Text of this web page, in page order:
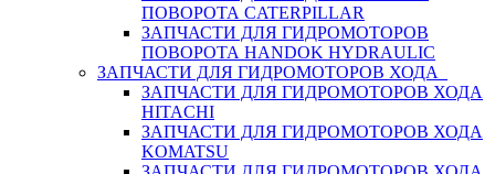
ПОВОРОТА CATERPILLAR
ЗАПЧАСТИ ДЛЯ ГИДРОМОТОРОВ
ПОВОРОТА HANDOK HYDRAULIC
ЗАПЧАСТИ ДЛЯ ГИДРОМОТОРОВ ХОДА
ЗАПЧАСТИ ДЛЯ ГИДРОМОТОРОВ ХОДА
HITACHI
ЗАПЧАСТИ ДЛЯ ГИДРОМОТОРОВ ХОДА
KOMATSU